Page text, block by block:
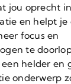
jou oprecht
en helpt je
focus en
te
helder en
onderwerp